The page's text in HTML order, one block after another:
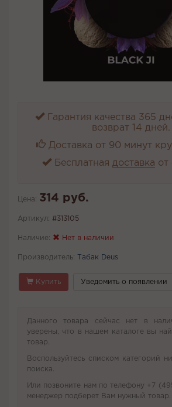
Гарантия качества 365
возврат 14 дней.
Доставка от 90 минут
Бесплатная доставка от
Цена: 314 руб.
Артикул: #313105
Наличие: Нет в наличии
Производитель: Табак Deus
Купить Уведомить о появлении
Данного товара сейчас нет в
уверены, что в нашем каталоге вы
товар.
Воспользуйтесь списком категорий
поиска.
Или позвоните нам по телефону +7
менеджер подберет Вам нужный товар.